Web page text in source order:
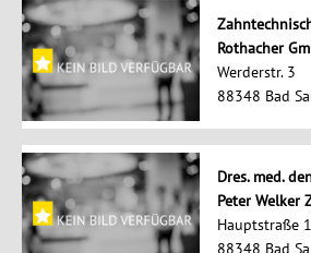
Rothacher
Werderstr. 3
88348 Bad
Dres. med.
Peter Welker
Hauptstraße
88348 Bad